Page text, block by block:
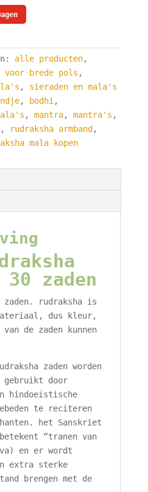
alle producten,
voor brede pols ,
, sieraden en mala's
, bodhi ,
, mantra, mantra's ,
, rudraksha armband ,
mala kopen
30 zaden
zaden. rudraksha is
dus kleur,
de zaden kunnen
zaden worden
door
hindoeïstische
te reciteren
het Sanskriet
“tranen van
en er wordt
extra sterke
brengen met de